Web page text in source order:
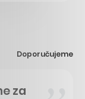
Doporučujeme
za